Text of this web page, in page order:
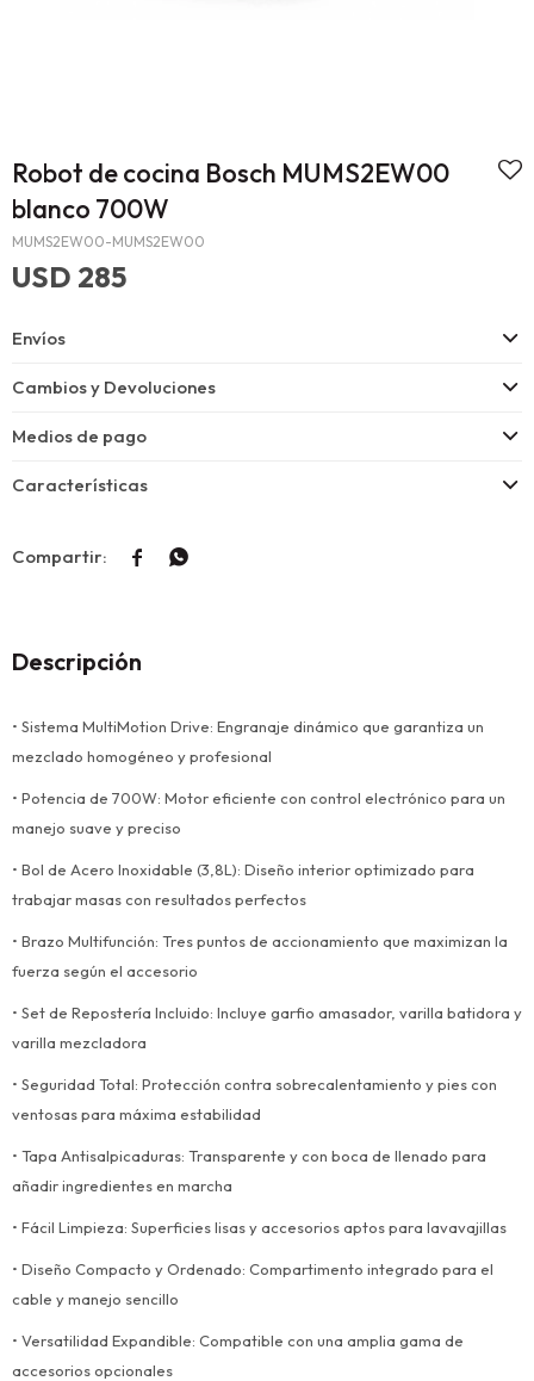
Robot de cocina Bosch MUMS2EW00
blanco 700W
MUMS2EW00-MUMS2EW00
USD 285
Envíos
Cambios y Devoluciones
Medios de pago
Características
 
Descripción
• Sistema MultiMotion Drive: Engranaje dinámico que garantiza un
mezclado homogéneo y profesional
• Potencia de 700W: Motor eficiente con control electrónico para un
manejo suave y preciso
• Bol de Acero Inoxidable (3,8L): Diseño interior optimizado para
trabajar masas con resultados perfectos
• Brazo Multifunción: Tres puntos de accionamiento que maximizan la
fuerza según el accesorio
• Set de Repostería Incluido: Incluye garfio amasador, varilla batidora y
varilla mezcladora
• Seguridad Total: Protección contra sobrecalentamiento y pies con
ventosas para máxima estabilidad
• Tapa Antisalpicaduras: Transparente y con boca de llenado para
añadir ingredientes en marcha
• Fácil Limpieza: Superficies lisas y accesorios aptos para lavavajillas
• Diseño Compacto y Ordenado: Compartimento integrado para el
cable y manejo sencillo
• Versatilidad Expandible: Compatible con una amplia gama de
accesorios opcionales